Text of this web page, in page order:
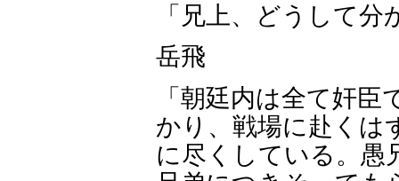
「兄上、どうして
岳飛
「朝廷内は全て奸
かり、戦場に赴くは
に尽くしている。愚